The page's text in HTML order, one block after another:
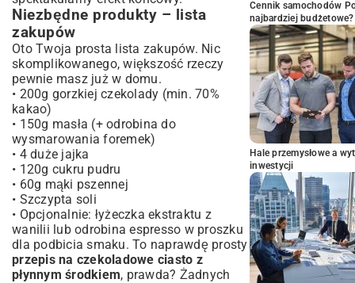
Niezbędne produkty – lista
zakupów
Oto Twoja prosta lista zakupów. Nic
skomplikowanego, większość rzeczy
pewnie masz już w domu.
• 200g gorzkiej czekolady (min. 70%
kakao)
• 150g masła (+ odrobina do
wysmarowania foremek)
• 4 duże jajka
• 120g cukru pudru
• 60g mąki pszennej
• Szczypta soli
• Opcjonalnie: łyżeczka ekstraktu z
wanilii lub odrobina espresso w proszku
dla podbicia smaku. To naprawdę prosty
przepis na czekoladowe ciasto z
płynnym środkiem, prawda? Żadnych
Cennik samochodów
najbardziej budżetowe?
Hale przemysłowe a
inwestycji